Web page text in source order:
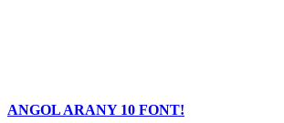
ANGOL ARANY 10 FONT!